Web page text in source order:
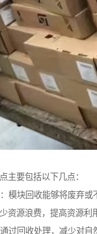
主要包括以下几点：
模块回收能够将废弃或
资源浪费，提高资源利
过回收处理，减少对自